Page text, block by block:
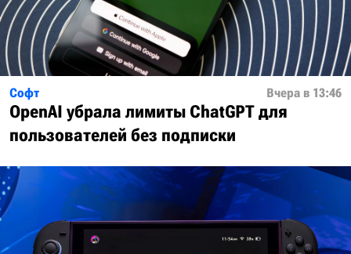
Софт Вчера в 13:46
OpenAI убрала лимиты ChatGPT для
пользователей без подписки